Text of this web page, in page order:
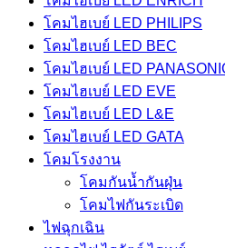
โคมไฮเบย์ LED PHILIPS
โคมไฮเบย์ LED BEC
โคมไฮเบย์ LED
โคมไฮเบย์ LED EVE
โคมไฮเบย์ LED L&E
โคมไฮเบย์ LED GATA
โคมโรงงาน
โคมกันน้ำกันฝุ่น
โคมไฟกันระเบิด
ไฟฉุกเฉิน